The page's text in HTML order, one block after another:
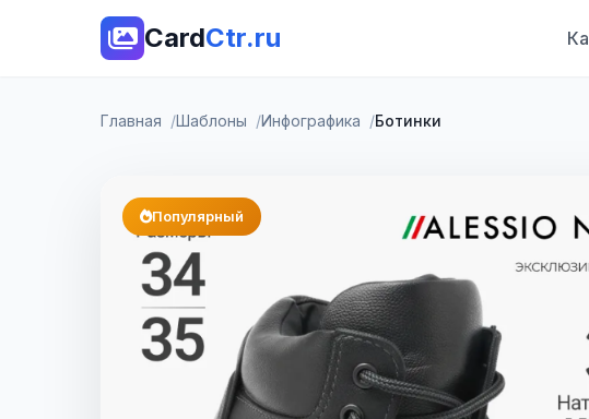
CardCtr.ru
Главная Шаблоны Инфографика Ботинки
Популярный